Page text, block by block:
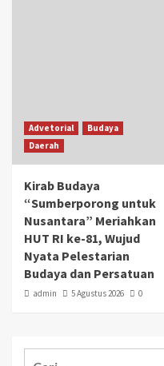
Advetorial
Budaya
Daerah
Kirab Budaya
“Sumberporong untuk
Nusantara” Meriahkan
HUT RI ke-81, Wujud
Nyata Pelestarian
Budaya dan Persatuan
admin 5 Agustus 2026 0